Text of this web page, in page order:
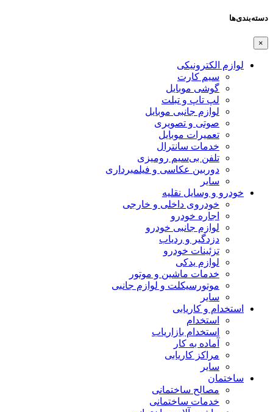
دسته‌بندی‌ها
×
لوازم الکترونیکی
سیم کارت
گوشی موبایل
لپ تاپ و تبلت
لوازم جانبی موبایل
صوتی و تصویری
تعمیرات موبایل
خدمات سانترال
تلفن بی‌سیم رومیزی
دوربین عکاسی و فیلمبرداری
سایر
خودرو و وسایل نقلیه
خودروی داخلی و خارجی
اجاره خودرو
لوازم جانبی خودرو
دزدگیر و ردیاب
تزئینات خودرو
لوازم یدکی
خدمات ماشین و موتور
موتورسیکلت و لوازم جانبی
سایر
استخدام و کاریابی
استخدام
استخدام بازاریاب
آماده به کار
مراکز کاریابی
سایر
ساختمان
مصالح ساختمانی
خدمات ساختمانی